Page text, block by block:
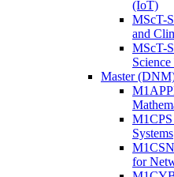
(IoT)
MScT-
and
MScT-
Master
Systems
for